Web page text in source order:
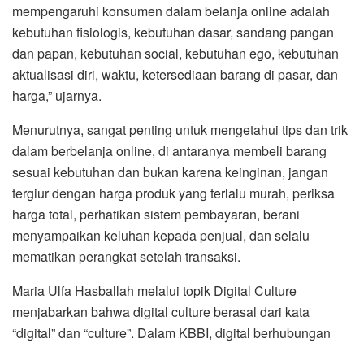
mempengaruhi konsumen dalam belanja online adalah
kebutuhan fisiologis, kebutuhan dasar, sandang pangan
dan papan, kebutuhan social, kebutuhan ego, kebutuhan
aktualisasi diri, waktu, ketersediaan barang di pasar, dan
harga,” ujarnya.
Menurutnya, sangat penting untuk mengetahui tips dan trik
dalam berbelanja online, di antaranya membeli barang
sesuai kebutuhan dan bukan karena keinginan, jangan
tergiur dengan harga produk yang terlalu murah, periksa
harga total, perhatikan sistem pembayaran, berani
menyampaikan keluhan kepada penjual, dan selalu
mematikan perangkat setelah transaksi.
Maria Ulfa Hasballah melalui topik Digital Culture
menjabarkan bahwa digital culture berasal dari kata
“digital” dan “culture”. Dalam KBBI, digital berhubungan